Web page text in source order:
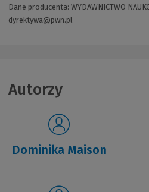
Dane producenta: WYDAWNICTWO
dyrektywa@pwn.pl
Autorzy
Dominika Maison